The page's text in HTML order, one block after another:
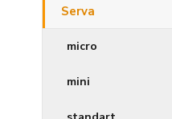
Serva
micro
mini